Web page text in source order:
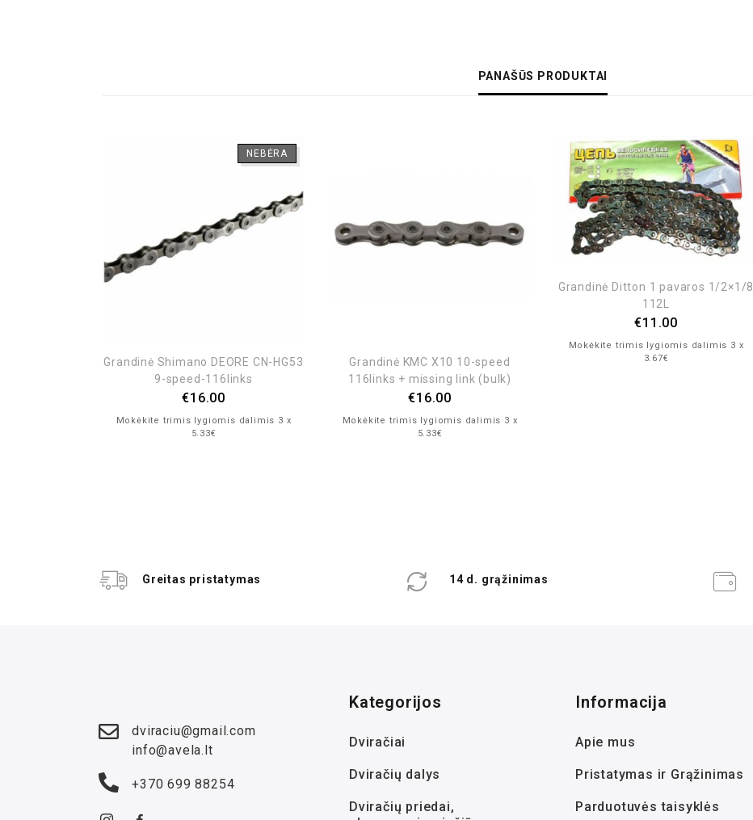
PANAŠŪS PRODUKTAI
NEBĖRA
Grandinė Shimano DEORE CN-HG53
9-speed-116links
€16.00
Mokėkite trimis lygiomis dalimis 3 x
5.33€
Grandinė KMC X10 10-speed
116links + missing link (bulk)
€16.00
Mokėkite trimis lygiomis dalimis 3 x
5.33€
Grandinė Ditton 1 pavaros 1/2×1/8
112L
€11.00
Mokėkite trimis lygiomis dalimis 3 x
3.67€
Greitas pristatymas 14 d. grąžinimas
dviraciu@gmail.com
info@avela.lt
+370 699 88254
Kategorijos
Dviračiai
Dviračių dalys
Dviračių priedai,
Informacija
Apie mus
Pristatymas ir Grąžinimas
Parduotuvės taisyklės